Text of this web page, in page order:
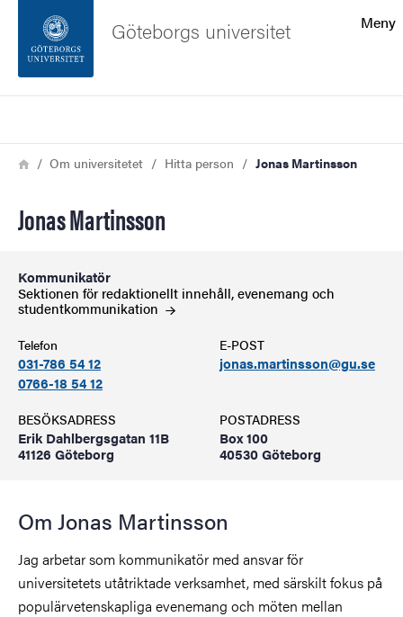
Sidfoten
Meny
Göteborgs universitet
Länkstig
HemOm universitetet Hitta person Jonas Martinsson
Jonas Martinsson
Kommunikatör
Sektionen för redaktionellt innehåll, evenemang och
studentkommunikation
Telefon
031-786 54 12
0766-18 54 12
E-POST
jonas.martinsson@gu.se
BESÖKSADRESS
Erik Dahlbergsgatan 11B
41126 Göteborg
POSTADRESS
Box 100
40530 Göteborg
Om Jonas Martinsson
Jag arbetar som kommunikatör med ansvar för
universitetets utåtriktade verksamhet, med särskilt fokus på
populärvetenskapliga evenemang och möten mellan